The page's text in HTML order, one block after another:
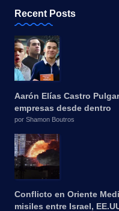
Recent Posts
Aarón Elías Castro
empresas desde dentro
por Shamon Boutros
Conflicto en Oriente
misiles entre Israel,